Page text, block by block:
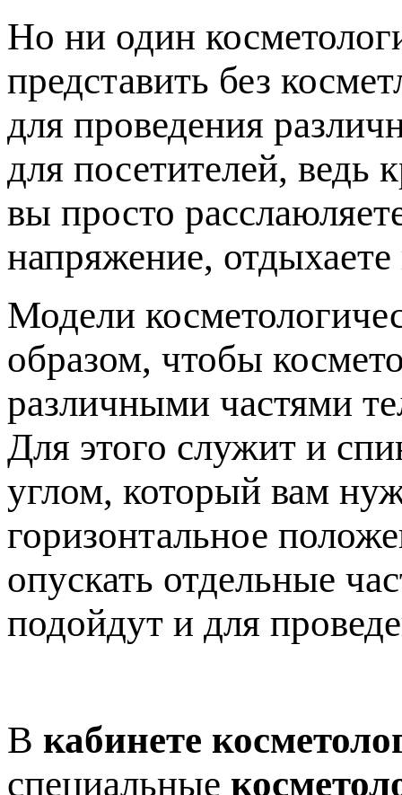
Но ни один
представить без
для проведения
для посетителей, ведь
вы просто
напряжение,
Модели
образом, чтобы
различными частями
Для этого служит и
углом, который вам
горизонтальное
опускать отдельные
подойдут и для
В кабинете
специальные